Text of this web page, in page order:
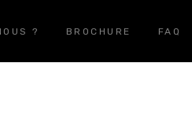
? BROCHURE FAQ